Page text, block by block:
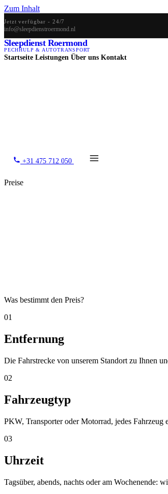
Zum Inhalt
Jetzt verfügbar - 24/7
info@sleepdienstroermond.nl
Sleepdienst Roermond
PECHHULP & AUTOTRANSPORT
Startseite Leistungen Über uns Kontakt
+31 475 712 050
Preise
Was bestimmt den Preis?
01
Entfernung
Die Fahrstrecke von unserem Standort zu Ihnen
02
Fahrzeugtyp
PKW, Transporter oder Motorrad, jedes Fahrzeug
03
Uhrzeit
Tagsüber, abends, nachts oder am Wochenende: